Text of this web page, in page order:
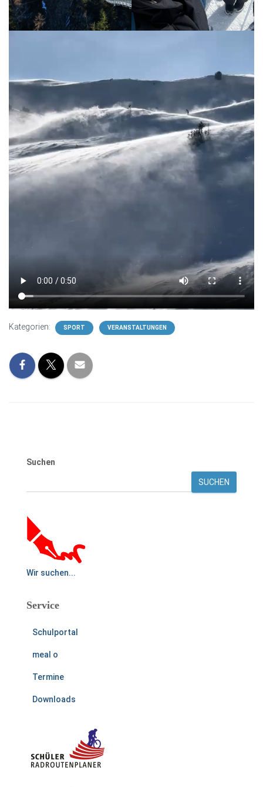
Kategorien: SPORT VERANSTALTUNGEN
Suchen
SUCHEN
Wir suchen...
Service
Schulportal
meal o
Termine
Downloads